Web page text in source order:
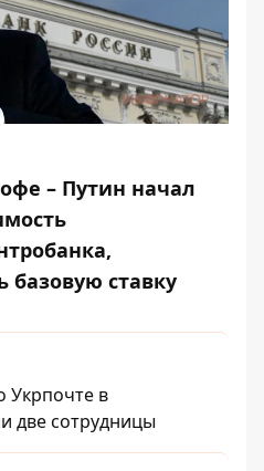
– Путин начал
базовую ставку
Укрпочте в
две сотрудницы